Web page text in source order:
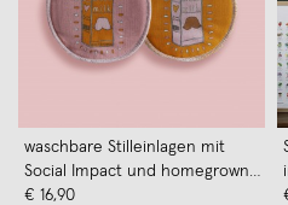
waschbare Stilleinlagen mit
Social Impact und homegrown
Design von moodie x Breastmilk
€ 16,90